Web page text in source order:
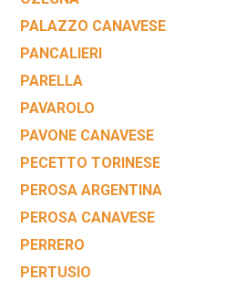
PALAZZO CANAVESE
PANCALIERI
PARELLA
PAVAROLO
PAVONE CANAVESE
PECETTO TORINESE
PEROSA ARGENTINA
PEROSA CANAVESE
PERRERO
PERTUSIO